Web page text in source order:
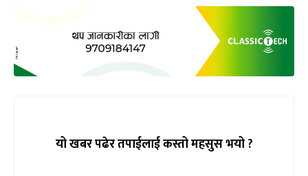
यो खबर पढेर तपाईलाई कस्तो महसुस भयो ?